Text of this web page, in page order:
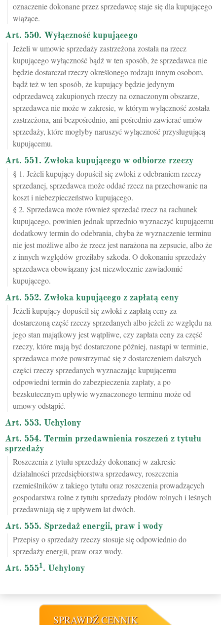
oznaczenie dokonane przez sprzedawcę staje się dla kupującego
wiążące.
Art. 550. Wyłączność kupującego
Jeżeli w umowie sprzedaży zastrzeżona została na rzecz
kupującego wyłączność bądź w ten sposób, że sprzedawca nie
będzie dostarczał rzeczy określonego rodzaju innym osobom,
bądź też w ten sposób, że kupujący będzie jedynym
odprzedawcą zakupionych rzeczy na oznaczonym obszarze,
sprzedawca nie może w zakresie, w którym wyłączność została
zastrzeżona, ani bezpośrednio, ani pośrednio zawierać umów
sprzedaży, które mogłyby naruszyć wyłączność przysługującą
kupującemu.
Art. 551. Zwłoka kupującego w odbiorze rzeczy
§ 1. Jeżeli kupujący dopuścił się zwłoki z odebraniem rzeczy
sprzedanej, sprzedawca może oddać rzecz na przechowanie na
koszt i niebezpieczeństwo kupującego.
§ 2. Sprzedawca może również sprzedać rzecz na rachunek
kupującego, powinien jednak uprzednio wyznaczyć kupującemu
dodatkowy termin do odebrania, chyba że wyznaczenie terminu
nie jest możliwe albo że rzecz jest narażona na zepsucie, albo że
z innych względów groziłaby szkoda. O dokonaniu sprzedaży
sprzedawca obowiązany jest niezwłocznie zawiadomić
kupującego.
Art. 552. Zwłoka kupującego z zapłatą ceny
Jeżeli kupujący dopuścił się zwłoki z zapłatą ceny za
dostarczoną część rzeczy sprzedanych albo jeżeli ze względu na
jego stan majątkowy jest wątpliwe, czy zapłata ceny za część
rzeczy, które mają być dostarczone później, nastąpi w terminie,
sprzedawca może powstrzymać się z dostarczeniem dalszych
części rzeczy sprzedanych wyznaczając kupującemu
odpowiedni termin do zabezpieczenia zapłaty, a po
bezskutecznym upływie wyznaczonego terminu może od
umowy odstąpić.
Art. 553. Uchylony
Art. 554. Termin przedawnienia roszczeń z tytułu
sprzedaży
Roszczenia z tytułu sprzedaży dokonanej w zakresie
działalności przedsiębiorstwa sprzedawcy, roszczenia
rzemieślników z takiego tytułu oraz roszczenia prowadzących
gospodarstwa rolne z tytułu sprzedaży płodów rolnych i leśnych
przedawniają się z upływem lat dwóch.
Art. 555. Sprzedaż energii, praw i wody
Przepisy o sprzedaży rzeczy stosuje się odpowiednio do
sprzedaży energii, praw oraz wody.
Art. 5551. Uchylony
SPRAWDŹ CENNIK